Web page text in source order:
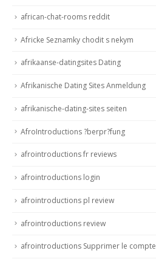
african-chat-rooms reddit
Africke Seznamky chodit s nekym
afrikaanse-datingsites Dating
Afrikanische Dating Sites Anmeldung
afrikanische-dating-sites seiten
AfroIntroductions ?berpr?fung
afrointroductions fr reviews
afrointroductions login
afrointroductions pl review
afrointroductions review
afrointroductions Supprimer le compte